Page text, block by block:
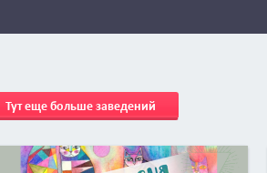
Тут еще больше заведений